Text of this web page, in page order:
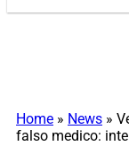
Home » News »
falso medico: